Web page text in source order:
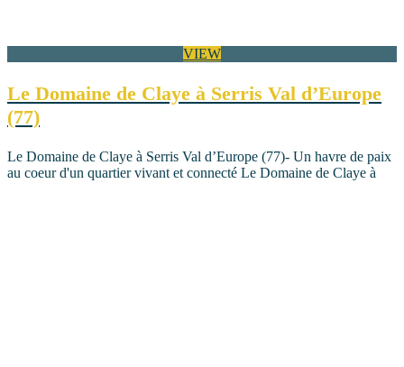
VIEW
Le Domaine de Claye à Serris Val d’Europe
(77)
Le Domaine de Claye à Serris Val d’Europe (77)- Un havre de paix
au coeur d'un quartier vivant et connecté Le Domaine de Claye à